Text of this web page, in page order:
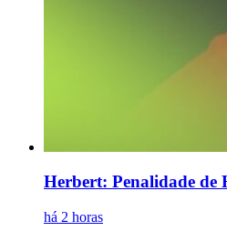
Herbert: Penalidade de
há 2 horas